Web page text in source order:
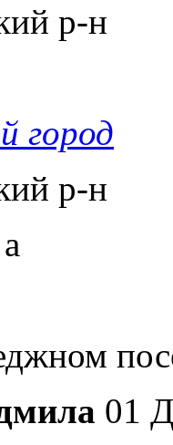
р-н
город
р-н
a
01